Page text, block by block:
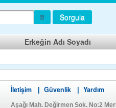
Sorgula
Erkeğin Adı Soyadı
İletişim Güvenlik Yardım
Aşağı Mah. Değirmen Sok. No:2